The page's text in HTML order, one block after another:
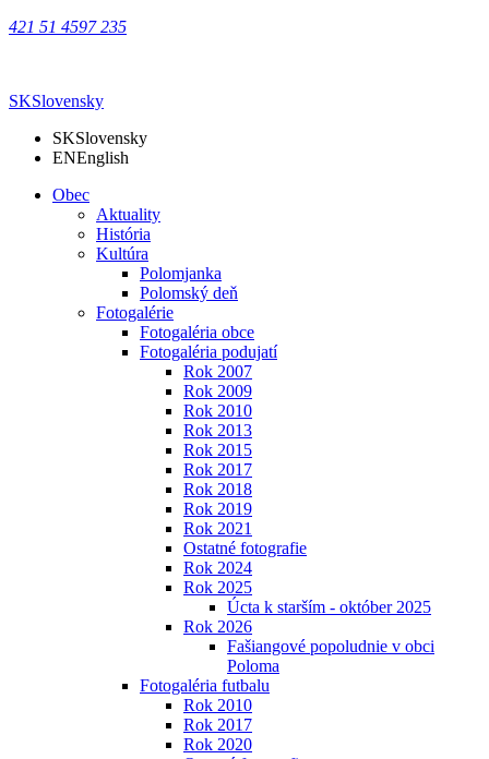
421 51 4597 235
SKSlovensky
SKSlovensky
ENEnglish
Obec
Aktuality
História
Kultúra
Polomjanka
Polomský deň
Fotogalérie
Fotogaléria obce
Fotogaléria podujatí
Rok 2007
Rok 2009
Rok 2010
Rok 2013
Rok 2015
Rok 2017
Rok 2018
Rok 2019
Rok 2021
Ostatné fotografie
Rok 2024
Rok 2025
Úcta k starším - október 2025
Rok 2026
Fašiangové popoludnie v obci
Poloma
Fotogaléria futbalu
Rok 2010
Rok 2017
Rok 2020